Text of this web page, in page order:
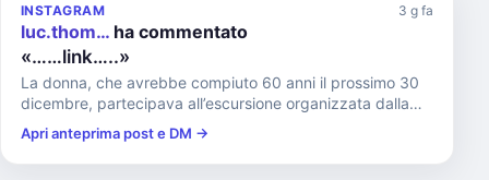
INSTAGRAM 3 g fa
luc.thom… ha commentato
«……link…..»
La donna, che avrebbe compiuto 60 anni il prossimo 30
dicembre, partecipava all’escursione organizzata dalla
Commissione...
Apri anteprima post e DM →